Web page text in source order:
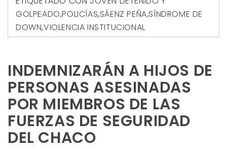
GOLPEADO,POLICÍAS,SÁENZ PEÑA,SÍNDROME DE
DOWN,VIOLENCIA INSTITUCIONAL
INDEMNIZARÁN A HIJOS DE
PERSONAS ASESINADAS
POR MIEMBROS DE LAS
FUERZAS DE SEGURIDAD
DEL CHACO